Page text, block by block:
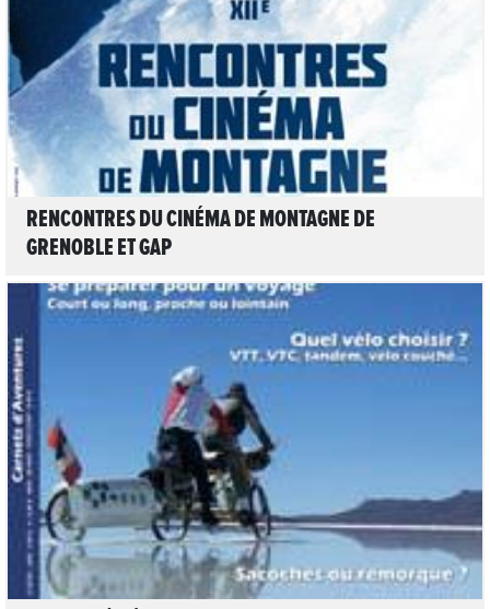
LIRE L'ARTICLE
RENCONTRES DU CINÉMA DE MONTAGNE DE
GRENOBLE ET GAP
LIRE L'ARTICLE